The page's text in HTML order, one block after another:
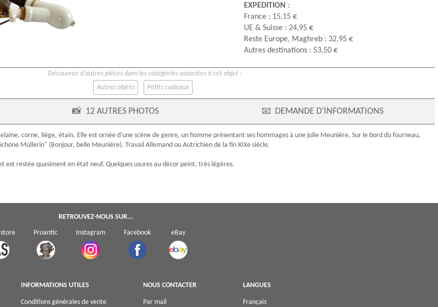
EXPEDITION :
France : 15,15 €
UE & Suisse : 24,95 €
Reste Europe, Maghreb : 32,95 €
Autres destinations : 53,50 €
Découvrez d’autres pièces dans les catégories associées à cet objet :
Autres objets
Petits cadeaux
📸 12 AUTRES PHOTOS 📧 DEMANDE D'INFORMATIONS
, corne, liège, étain. Elle est ornée d'une scène de genre, un homme présentant ses hommages à une jolie Meunière. Sur le bord du fourneau,
Müllerin" (Bonjour, belle Meunière). Travail Allemand ou Autrichien de la finXIXe siècle.
est restée quasiment en état neuf. Quelques usures au décor peint, très légères.
RETROUVEZ-NOUS SUR...
Proantic Instagram Facebook eBay
INFORMATIONS UTILES
Conditions générales de vente
NOUS CONTACTER
Par mail
LANGUES
Français